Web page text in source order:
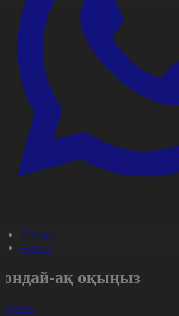
#Спорт
#Әлем
ақ оқыңыз